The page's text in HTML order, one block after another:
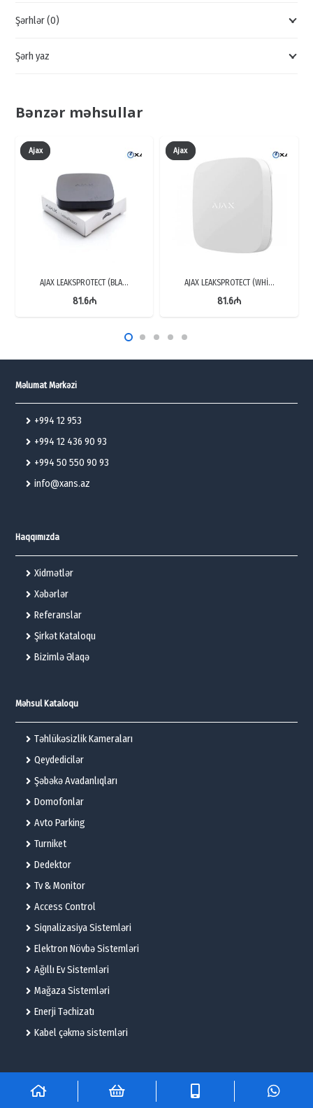
Şərhlər (0)
Şərh yaz
Bənzər məhsullar
Ajax
AJAX LEAKSPROTECT (BLA…
81.6₼
Ajax
AJAX LEAKSPROTECT (WHİ…
81.6₼
Məlumat Mərkəzi
+994 12 953
+994 12 436 90 93
+994 50 550 90 93
info@xans.az
Haqqımızda
Xidmətlər
Xəbərlər
Referanslar
Şirkət Kataloqu
Bizimlə Əlaqə
Məhsul Kataloqu
Təhlükəsizlik Kameraları
Qeydedicilər
Şəbəkə Avadanlıqları
Domofonlar
Avto Parking
Turniket
Dedektor
Tv & Monitor
Access Control
Siqnalizasiya Sistemləri
Elektron Növbə Sistemləri
Ağıllı Ev Sistemləri
Mağaza Sistemləri
Enerji Təchizatı
Kabel çəkmə sistemləri
© 2025 – Flame Technologies